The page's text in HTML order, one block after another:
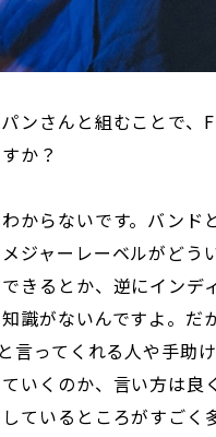
さんと組むことで、
か？
からないです。バンド
ジャーレーベルがどう
きるとか、逆にインデ
識がないんですよ。
言ってくれる人や手助
いくのか、言い方は
ているところがすごく